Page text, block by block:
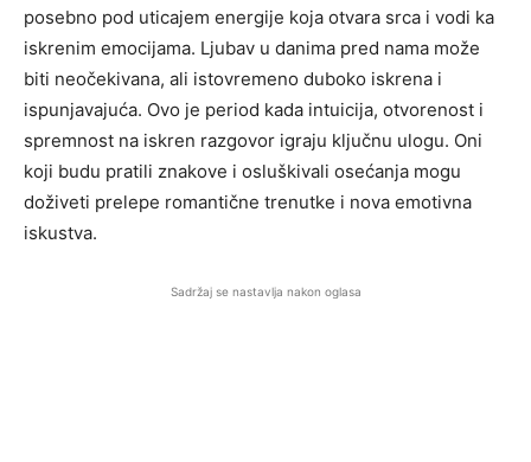
posebno pod uticajem energije koja otvara srca i vodi ka
iskrenim emocijama. Ljubav u danima pred nama može
biti neočekivana, ali istovremeno duboko iskrena i
ispunjavajuća. Ovo je period kada intuicija, otvorenost i
spremnost na iskren razgovor igraju ključnu ulogu. Oni
koji budu pratili znakove i osluškivali osećanja mogu
doživeti prelepe romantične trenutke i nova emotivna
iskustva.
Sadržaj se nastavlja nakon oglasa